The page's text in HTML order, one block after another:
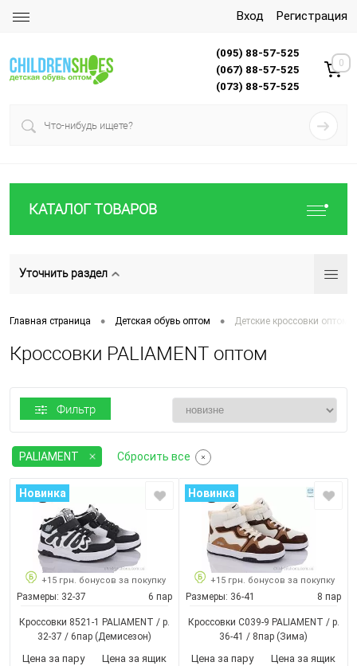
Вход Регистрация
(095) 88-57-525
(067) 88-57-525
(073) 88-57-525
0
КАТАЛОГ ТОВАРОВ
Уточнить раздел
Главная страница • Детская обувь оптом • Детские кроссовки оптом
Кроссовки PALIAMENT оптом
Фильтр
PALIAMENT Сбросить все
Новинка
+15 грн. бонусов за покупку
Размеры: 32-37 6 пар
Кроссовки 8521-1 PALIAMENT / p.
32-37 / 6пар (Демисезон)
Цена за пару Цена за ящик
Новинка
+15 грн. бонусов за покупку
Размеры: 36-41 8 пар
Кроссовки C039-9 PALIAMENT / p.
36-41 / 8пар (Зима)
Цена за пару Цена за ящик